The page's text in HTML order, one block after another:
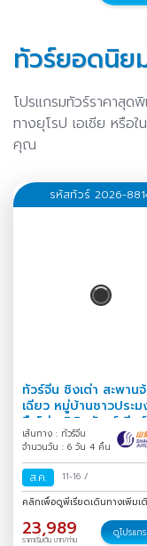
ทัวร์ยอดนิย
โปรแกรมทัวร์ราคาสุดพิ
ทางยุโรป เอเชีย หรือ
คุณ
รหัสทัวร์ 2026-
ทัวร์จีน ชิงเต่า สะพาน
เฉียว หมู่บ้านชาวประ
จือโข่ว พิพิธภัณฑ์เบียร์
เต่า Freeday 6 วัน 4
เส้นทาง : ทัวร์จีน
จำนวนวัน : 6 วัน 4 คืน
ส.ค. 11-16 /
คลิกเพื่อดูพีเรียดเดินทางเพิ่มเ
23,989
ราคาเริ่มต้น บาท/ท่าน
ดูโปรแก